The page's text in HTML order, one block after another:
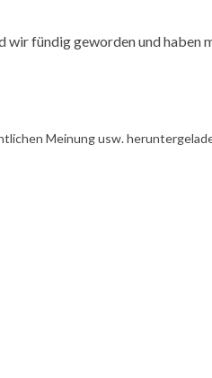
fündig geworden und
Meinung usw.